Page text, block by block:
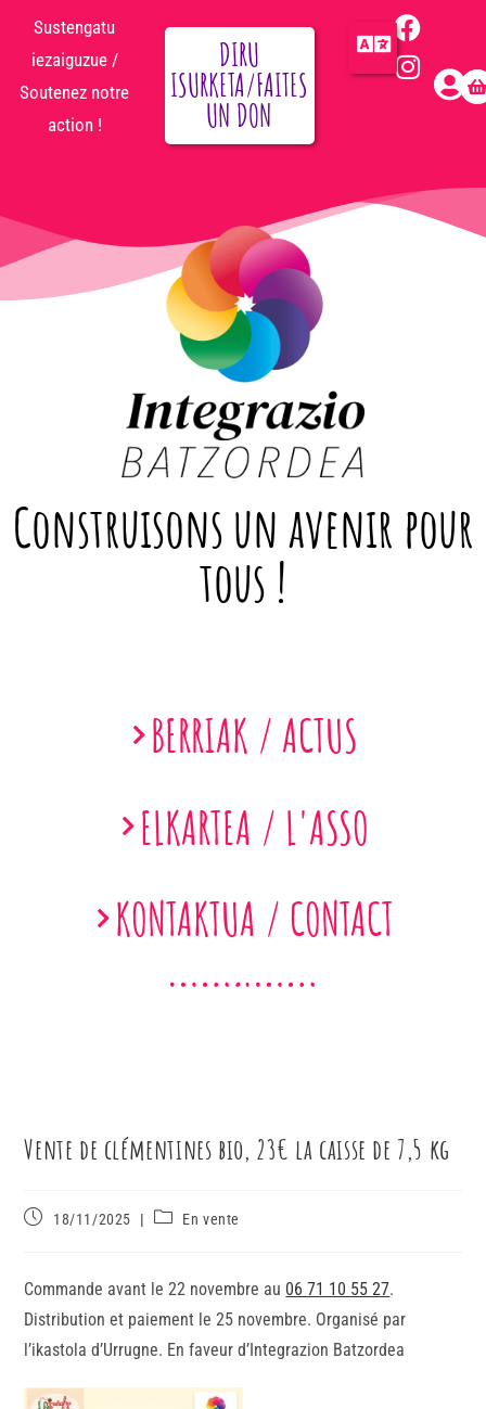
Sustengatu
iezaiguzue /
Soutenez notre
action !
DIRU
ISURKETA/FAITES
UN DON
Construisons un avenir pour
tous !
BERRIAK / ACTUS
ELKARTEA / L'ASSO
KONTAKTUA / CONTACT
Vente de clémentines bio, 23€ la caisse de 7,5 kg
18/11/2025 En vente
Commande avant le 22 novembre au 06 71 10 55 27.
Distribution et paiement le 25 novembre. Organisé par
l’ikastola d’Urrugne. En faveur d’Integrazion Batzordea